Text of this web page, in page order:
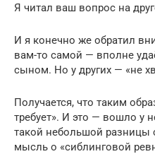
Я читал ваш вопрос на
И я конечно же обратил
вам-то самой — вполне
сыном. Но у других — «не
Получается, что таким
требует». И это — вошло у
такой небольшой разницы
мысль о «сиблинговой